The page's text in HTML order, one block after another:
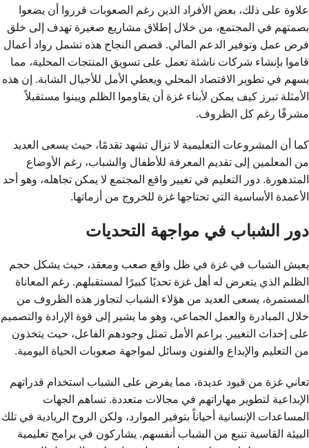
علاوة على ذلك، بعض الأفراد الذين رغم الصعوبات قرروا أن يضعوا
بصمتهم في المجتمع، من خلال إطلاق مشاريع صغيرة تهدف إلى خلق
فرص عمل وتوفير الدعم المالي. قصص النجاح هذه تشمل رواد أعمال
قاموا بإنشاء شركات ناشئة تعمل على تسويق المنتجات المحلية، مما
يسهم في تطوير الاقتصاد المحلي ويعطي الأمل للأجيال الشابة. إن هذه
الأمثلة تبرز كيف يمكن لأبناء غزة أن يقاوموا الظلم ويبنوا مستقبلاً
مشرقًا رغم كل الظروف.
كما أن المشروعات التعليمية لا تزال تشهد تقدمًا، حيث يسعى العديد
من المعلمين إلى تقديم المعرفة للأطفال والشباب، رغم الأوضاع
المتدهورة. دور التعليم في تغيير واقع المجتمع لا يمكن تجاهله، وهو أحد
الأعمدة الأساسية التي تحتاجها غزة للخروج من أزماتها.
دور الشباب في مواجهة التحديات
يعيش الشباب في غزة في ظل واقع صعب ومعقد، حيث يشكل حجم
الظلم الذي يتعرض له أهل غزة تحديًا كبيرًا لمستقبلهم. رغم المعاناة
المستمرة، يسعى العديد من هؤلاء الشباب لتجاوز هذه الظروف من
خلال المبادرة والعمل الجماعي، وهو ما يشير إلى قوة الإرادة والتصميم
على إحداث التغيير. براعم الأمل تمثل وجودهم الفاعل، حيث يتخذون
من التعليم والإبداع والفنون وسائل لمواجهة صعوبات الحياة اليومية.
تعاني غزة من قيود عديدة، مما يفرض على الشباب استخدام قدراتهم
الإبداعية لتطوير مهاراتهم في مجالات متعددة. تساهم الجهات
المساعدات الإنسانية أحياناً بتوفير الموارد، ولكن الروح الريادية في تلك
البيئة القاسية تنبع من الشباب أنفسهم. يشاركون في برامج تعليمية